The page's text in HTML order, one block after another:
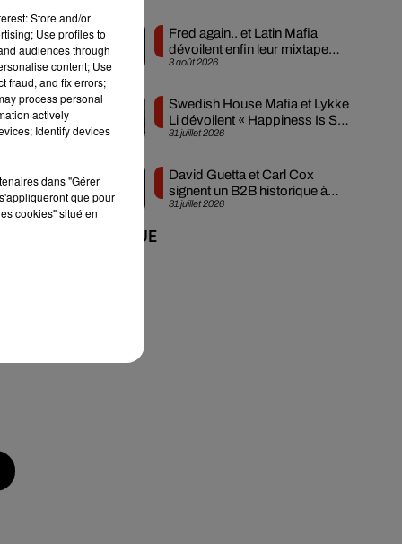
3 août 2026
Fred again.. et Latin Mafia
dévoilent enfin leur mixtape
créée en...
31 juillet 2026
Swedish House Mafia et Lykke
Li dévoilent « Happiness Is So
Sad »
31 juillet 2026
David Guetta et Carl Cox
signent un B2B historique à
Ibiza
+ DE MUSIQUE
Store and/or
Use profiles to
audiences through
content; Use
fraud, and fix errors;
process personal
actively
Identify devices
dans "Gérer
que pour
cookies" situé en